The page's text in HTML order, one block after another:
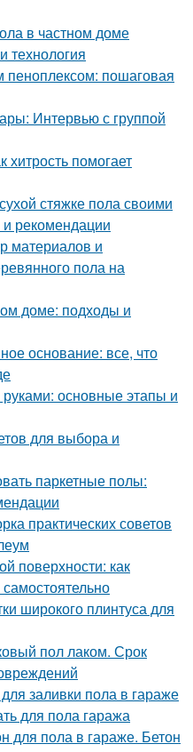
в частном доме
технология
пеноплексом: пошаговая
Интервью с группой
хитрость помогает
стяжке пола своими
рекомендации
материалов и
пола на
доме: подходы и
основание: все, что
основные этапы и
для выбора и
паркетные полы:
практических советов
поверхности: как
широкого плинтуса для
пол лаком. Срок
заливки пола в гараже
для пола гаража
для пола в гараже. Бетон